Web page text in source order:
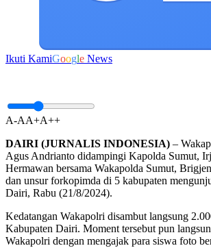
Ikuti KamiGoogle News
A-AA+A++
DAIRI (JURNALIS INDONESIA) –
Agus Andrianto didampingi Kapolda Sumut,
Hermawan bersama Wakapolda Sumut,
dan unsur forkopimda di 5 kabupaten
Dairi, Rabu (21/8/2024).
Kedatangan Wakapolri disambut langsung
Kabupaten Dairi. Moment tersebut pun
Wakapolri dengan mengajak para siswa foto